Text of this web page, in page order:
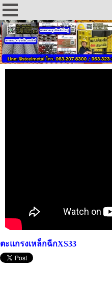
ตะแกรงเหล็กฉีกXS33